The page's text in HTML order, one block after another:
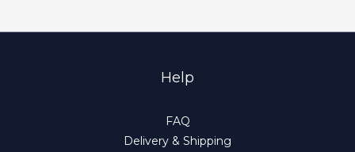
Help
FAQ
Delivery & Shipping